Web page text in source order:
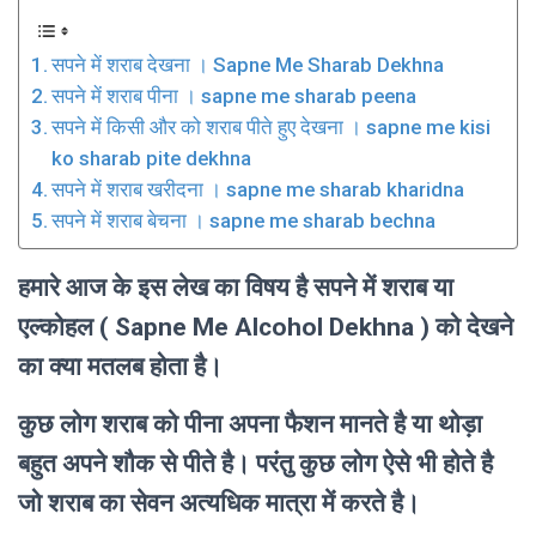
सपने में शराब देखना । Sapne Me Sharab Dekhna
सपने में शराब पीना । sapne me sharab peena
सपने में किसी और को शराब पीते हुए देखना । sapne me kisi
ko sharab pite dekhna
सपने में शराब खरीदना । sapne me sharab kharidna
सपने में शराब बेचना । sapne me sharab bechna
हमारे आज के इस लेख का विषय है सपने में शराब या
एल्कोहल ( Sapne Me Alcohol Dekhna ) को देखने
का क्या मतलब होता है।
कुछ लोग शराब को पीना अपना फैशन मानते है या थोड़ा
बहुत अपने शौक से पीते है। परंतु कुछ लोग ऐसे भी होते है
जो शराब का सेवन अत्यधिक मात्रा में करते है।